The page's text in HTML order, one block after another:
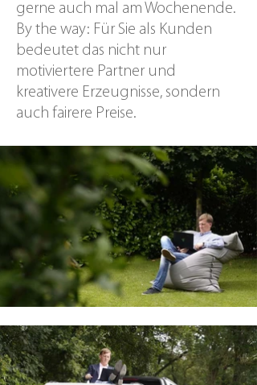
gerne auch mal am Wochenende.
By the way: Für Sie als Kunden
bedeutet das nicht nur
motiviertere Partner und
kreativere Erzeugnisse, sondern
auch fairere Preise.